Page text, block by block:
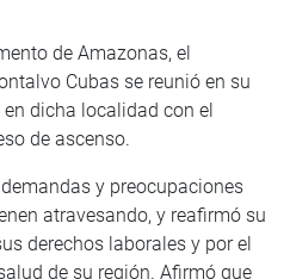
de Amazonas, el
Cubas se reunió en su
dicha localidad con el
de ascenso.
y preocupaciones
atravesando, y reafirmó su
derechos laborales y por el
de su región. Afirmó que